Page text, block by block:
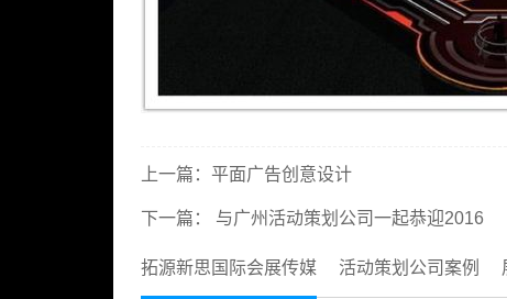
上一篇： 平面广告创意设计
下一篇： 与广州活动策划公司一起恭迎2016
拓源新思国际会展传媒 活动策划公司案例